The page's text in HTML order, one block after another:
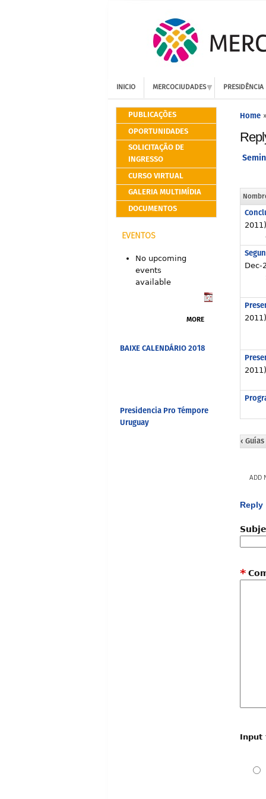
INICIO MERCOCIUDADES PRESIDÊNCIA
PUBLICAÇÕES
OPORTUNIDADES
SOLICITAÇÃO DE
INGRESSO
CURSO VIRTUAL
GALERIA MULTIMÍDIA
DOCUMENTOS
EVENTOS
No upcoming
events
available
MORE
BAIXE CALENDÁRIO 2018
Presidencia Pro Témpore
Uruguay
Home
2011)
Dec-
2011)
2011)
‹ Guías
ADD
Reply
*
Input